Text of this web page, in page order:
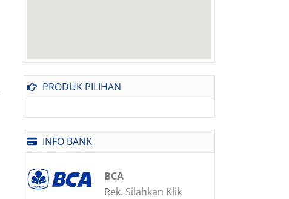
PRODUK PILIHAN
INFO BANK
BCA
Rek. Silahkan Klik